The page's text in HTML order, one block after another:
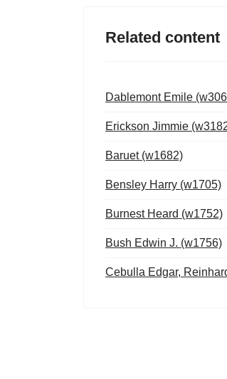
Related content
Dablemont Emile
Erickson Jimmie
Baruet (w1682)
Bensley Harry (w1705)
Burnest Heard (w1752)
Bush Edwin J. (w1756)
Cebulla Edgar,